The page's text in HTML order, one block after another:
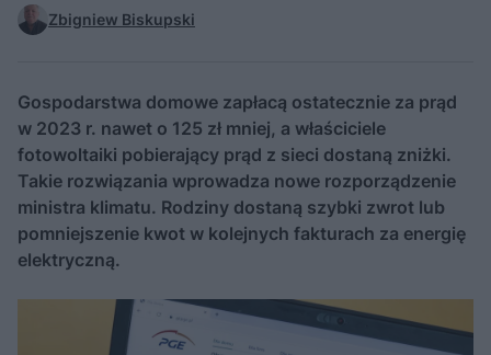
Zbigniew Biskupski
Gospodarstwa domowe zapłacą ostatecznie za prąd
w 2023 r. nawet o 125 zł mniej, a właściciele
fotowoltaiki pobierający prąd z sieci dostaną zniżki.
Takie rozwiązania wprowadza nowe rozporządzenie
ministra klimatu. Rodziny dostaną szybki zwrot lub
pomniejszenie kwot w kolejnych fakturach za energię
elektryczną.